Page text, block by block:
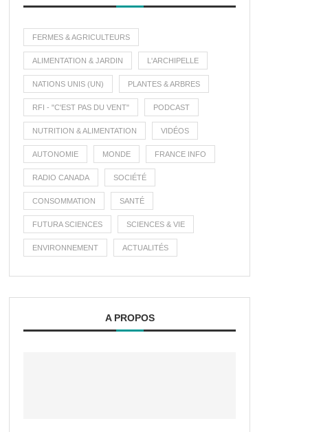
FERMES & AGRICULTEURS
ALIMENTATION & JARDIN L'ARCHIPELLE
NATIONS UNIS (UN) PLANTES & ARBRES
RFI - "C'EST PAS DU VENT" PODCAST
NUTRITION & ALIMENTATION VIDÉOS
AUTONOMIE MONDE FRANCE INFO
RADIO CANADA SOCIÉTÉ
CONSOMMATION SANTÉ
FUTURA SCIENCES SCIENCES & VIE
ENVIRONNEMENT ACTUALITÉS
A PROPOS